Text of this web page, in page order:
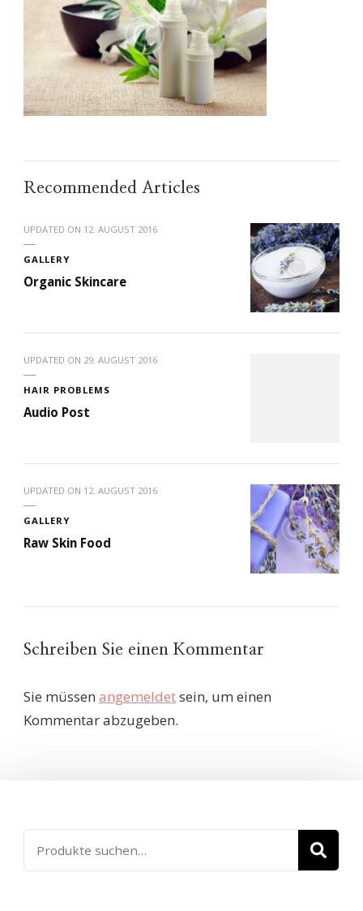
Recommended Articles
UPDATED ON 12. AUGUST 2016
GALLERY
Organic Skincare
UPDATED ON 29. AUGUST 2016
HAIR PROBLEMS
Audio Post
UPDATED ON 12. AUGUST 2016
GALLERY
Raw Skin Food
Schreiben Sie einen Kommentar
Sie müssen angemeldetsein, um einen
Kommentar abzugeben.
Suche
nach: